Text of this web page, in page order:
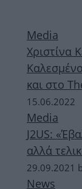
Media
Χριστίνα
και στο
15.06.2022
Media
J2US:
αλλά
29.09.2021
News